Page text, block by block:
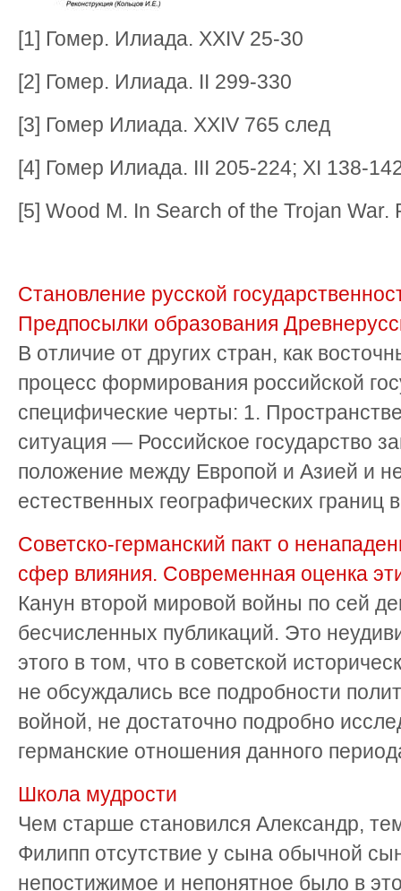
[1] Гомер. Илиада. XXIV 25-30
[2] Гомер. Илиада. II 299-330
[3] Гомер Илиада. XXIV 765 след
[4] Гомер Илиада. III 205-224; XI 138-
[5] Wood М. In Search of the Trojan War.
Становление русской
Предпосылки образования
В отличие от других стран, как
процесс формирования российской
специфические черты: 1.
ситуация — Российское государство
положение между Европой и Азией и
естественных географических границ
Советско-германский пакт о
сфер влияния. Современная оценка
Канун второй мировой войны по сей
бесчисленных публикаций. Это
этого в том, что в советской
не обсуждались все подробности
войной, не достаточно подробно
германские отношения данного
Школа мудрости
Чем старше становился Александр,
Филипп отсутствие у сына обычной
непостижимое и непонятное было в